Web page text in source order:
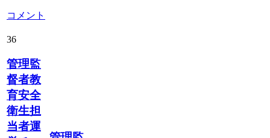
コメント
36
管理監
督者教
育安全
衛生担
当者運